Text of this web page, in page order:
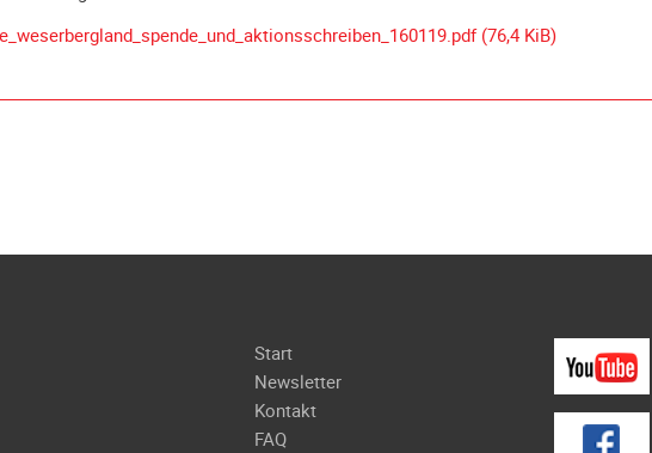
(76,4 KiB)
Navigation
überspringen
Start
Newsletter
Kontakt
FAQ